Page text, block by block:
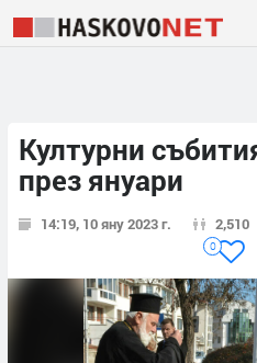
Културни
през януари
14:19, 10 яну 2023 г. 2,510
0